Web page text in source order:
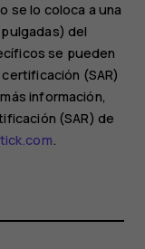
se lo coloca a una
del
se pueden
(SAR)
información,
(SAR) de
.